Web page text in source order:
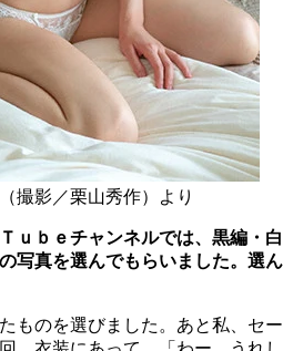
撮影／栗山秀作）より
ｂｅチャンネルでは、黒編・白
写真を選んでもらいました。選ん
ものを選びました。あと私、セー